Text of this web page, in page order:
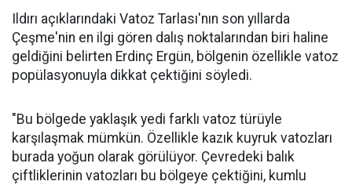
Ildırı açıklarındaki Vatoz Tarlası'nın son yıllarda
Çeşme'nin en ilgi gören dalış noktalarından biri haline
geldiğini belirten Erdinç Ergün, bölgenin özellikle vatoz
popülasyonuyla dikkat çektiğini söyledi.
"Bu bölgede yaklaşık yedi farklı vatoz türüyle
karşılaşmak mümkün. Özellikle kazık kuyruk vatozları
burada yoğun olarak görülüyor. Çevredeki balık
çiftliklerinin vatozları bu bölgeye çektiğini, kumlu